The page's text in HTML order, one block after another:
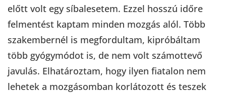
előtt volt egy síbalesetem. Ezzel hosszú időre
felmentést kaptam minden mozgás alól. Több
szakembernél is megfordultam, kipróbáltam
több gyógymódot is, de nem volt számottevő
javulás. Elhatároztam, hogy ilyen fiatalon nem
lehetek a mozgásomban korlátozott és teszek